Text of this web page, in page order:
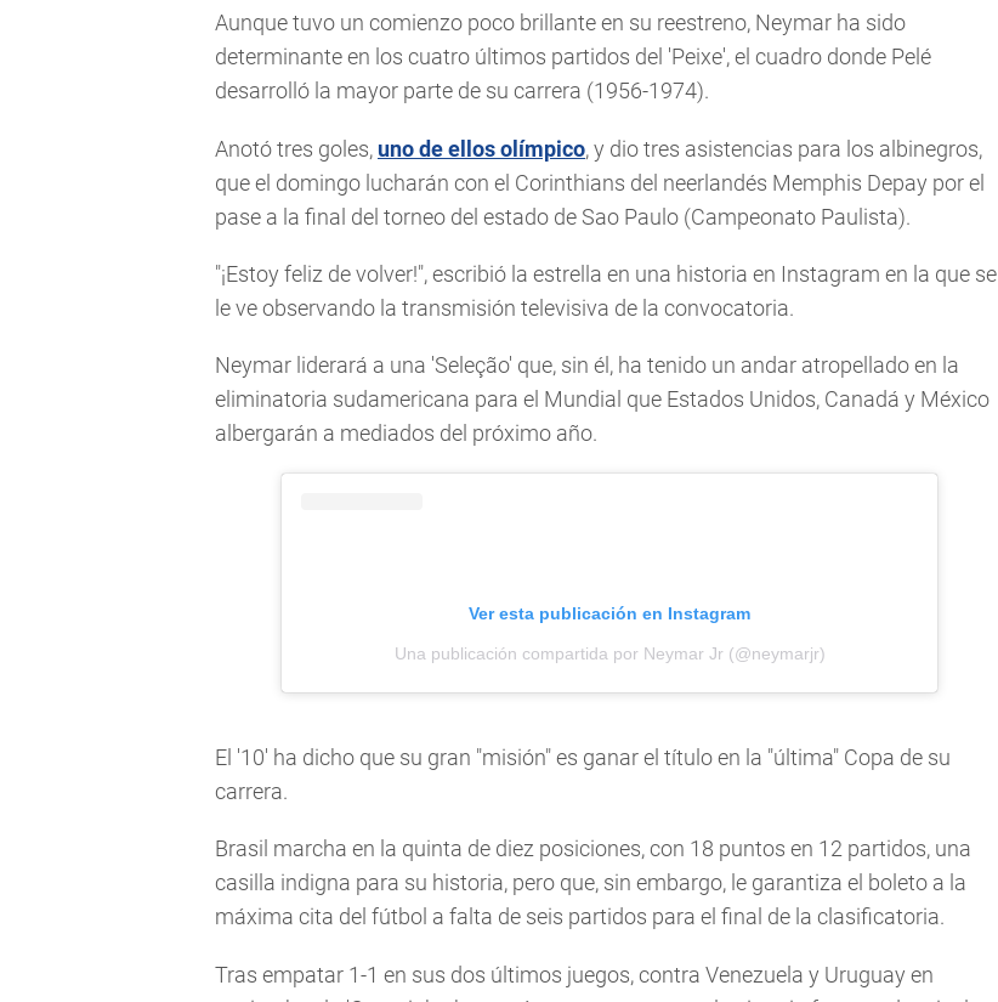
Aunque tuvo un comienzo poco brillante en su reestreno, Neymar ha sido
determinante en los cuatro últimos partidos del 'Peixe', el cuadro donde Pelé
desarrolló la mayor parte de su carrera (1956-1974).
Anotó tres goles, uno de ellos olímpico, y dio tres asistencias para los albinegros,
que el domingo lucharán con el Corinthians del neerlandés Memphis Depay por el
pase a la final del torneo del estado de Sao Paulo (Campeonato Paulista).
"¡Estoy feliz de volver!", escribió la estrella en una historia en Instagram en la que se
le ve observando la transmisión televisiva de la convocatoria.
Neymar liderará a una 'Seleção' que, sin él, ha tenido un andar atropellado en la
eliminatoria sudamericana para el Mundial que Estados Unidos, Canadá y México
albergarán a mediados del próximo año.
Ver esta publicación en Instagram
Una publicación compartida por Neymar Jr (@neymarjr)
El '10' ha dicho que su gran "misión" es ganar el título en la "última" Copa de su
carrera.
Brasil marcha en la quinta de diez posiciones, con 18 puntos en 12 partidos, una
casilla indigna para su historia, pero que, sin embargo, le garantiza el boleto a la
máxima cita del fútbol a falta de seis partidos para el final de la clasificatoria.
Tras empatar 1-1 en sus dos últimos juegos, contra Venezuela y Uruguay en